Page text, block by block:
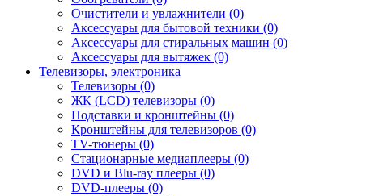
Очистители и увлажнители (0)
Аксессуары для бытовой техники (0)
Аксессуары для стиральных машин (0)
Аксессуары для вытяжек (0)
Телевизоры, электроника
Телевизоры (0)
ЖК (LCD) телевизоры (0)
Подставки и кронштейны (0)
Кронштейны для телевизоров (0)
TV-тюнеры (0)
Стационарные медиаплееры (0)
DVD и Blu-ray плееры (0)
DVD-плееры (0)